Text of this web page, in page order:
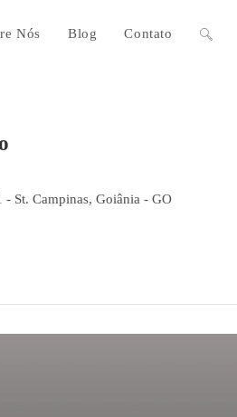
Nós Blog Contato Alternar
St. Campinas, Goiânia - GO